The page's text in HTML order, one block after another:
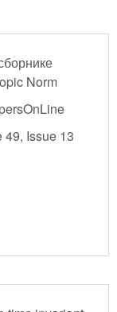
Norm
49, Issue 13